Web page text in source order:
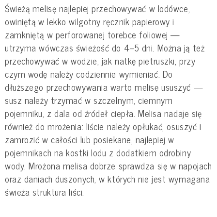
Świeżą melisę najlepiej przechowywać w lodówce,
owiniętą w lekko wilgotny ręcznik papierowy i
zamkniętą w perforowanej torebce foliowej —
utrzyma wówczas świeżość do 4–5 dni. Można ją też
przechowywać w wodzie, jak natkę pietruszki, przy
czym wodę należy codziennie wymieniać. Do
dłuższego przechowywania warto melisę ususzyć —
susz należy trzymać w szczelnym, ciemnym
pojemniku, z dala od źródeł ciepła. Melisa nadaje się
również do mrożenia: liście należy opłukać, osuszyć i
zamrozić w całości lub posiekane, najlepiej w
pojemnikach na kostki lodu z dodatkiem odrobiny
wody. Mrożona melisa dobrze sprawdza się w napojach
oraz daniach duszonych, w których nie jest wymagana
świeża struktura liści.